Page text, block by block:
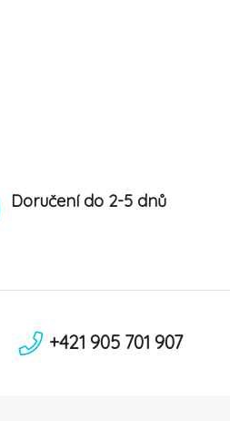
Doručení do 2-5 dnů
+421 905 701 907